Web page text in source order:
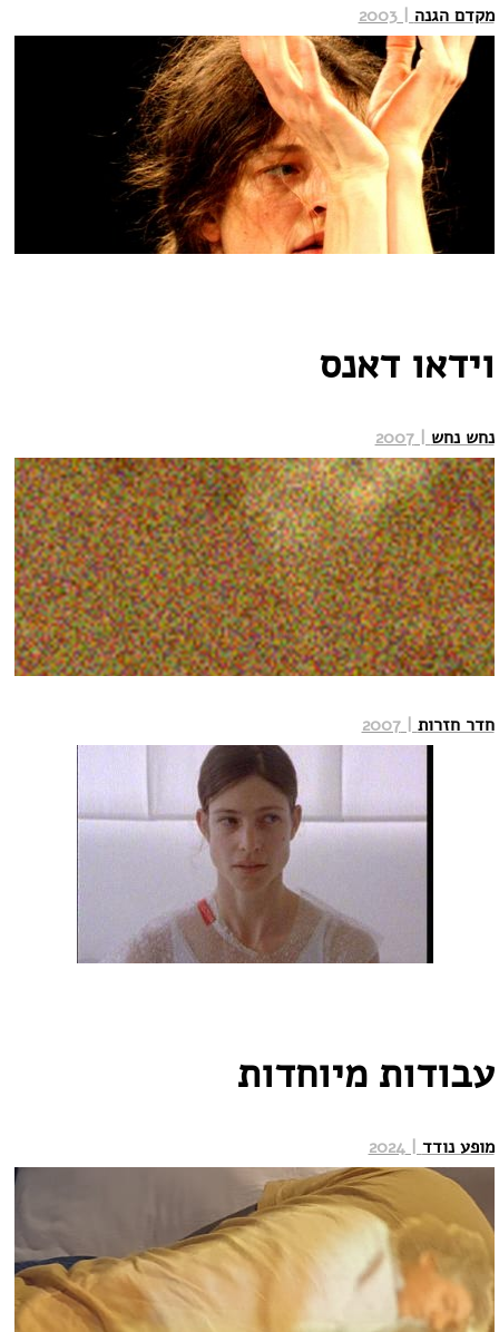
מקדם הגנה | 2003
וידאו דאנס
נחש נחש | 2007
חדר חזרות | 2007
עבודות מיוחדות
מופע נודד | 2024